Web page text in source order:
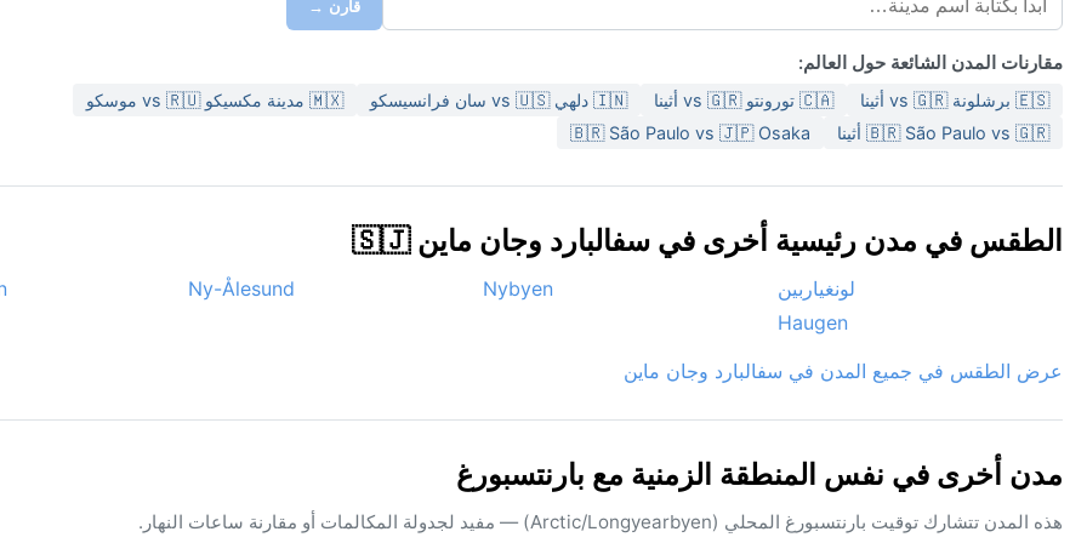
قارن →
مقارنات المدن الشائعة حول العالم:
🇪🇸 برشلونة vs 🇬🇷 أثينا 🇨🇦 تورونتو vs 🇬🇷 أثينا 🇮🇳 دلهي vs 🇺🇸 سان فرانسيسكو
🇲🇽 مدينة مكسيكو vs 🇷🇺 موسكو
🇧🇷 São Paulo vs 🇬🇷 أثينا
🇧🇷 São Paulo vs 🇯🇵 Osaka
الطقس في مدن رئيسية أخرى في سفالبارد وجان ماين 🇸🇯
لونغياربين Nybyen
Ny-Ålesund
Haugen
عرض الطقس في جميع المدن في سفالبارد وجان ماين
مدن أخرى في نفس المنطقة الزمنية مع بارنتسبورغ
هذه المدن تتشارك توقيت بارنتسبورغ المحلي (Arctic/Longyearbyen) — مفيد لجدولة المكالمات أو مقارنة ساعات النهار.